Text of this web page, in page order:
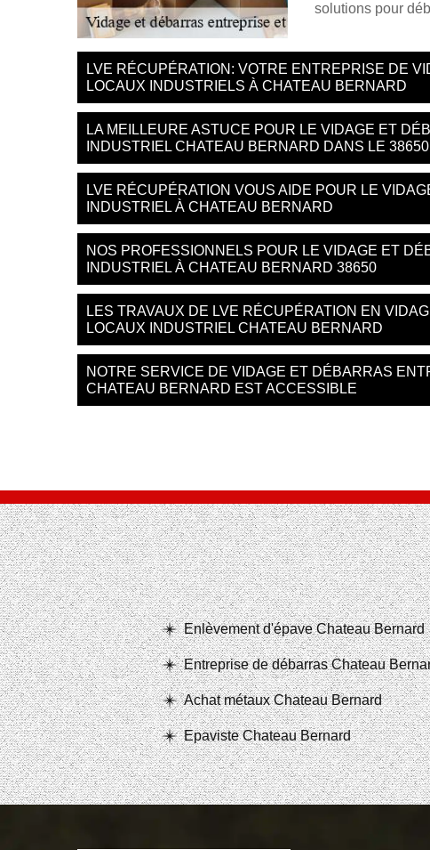
solutions pour
LVE RÉCUPÉRATION: VOTRE ENTREPRISE DE
LOCAUX INDUSTRIELS À CHATEAU BERNARD
LA MEILLEURE ASTUCE POUR LE VIDAGE ET
INDUSTRIEL CHATEAU BERNARD DANS LE 38650
LVE RÉCUPÉRATION VOUS AIDE POUR LE
INDUSTRIEL À CHATEAU BERNARD
NOS PROFESSIONNELS POUR LE VIDAGE ET
INDUSTRIEL À CHATEAU BERNARD 38650
LES TRAVAUX DE LVE RÉCUPÉRATION EN
LOCAUX INDUSTRIEL CHATEAU BERNARD
NOTRE SERVICE DE VIDAGE ET DÉBARRAS
CHATEAU BERNARD EST ACCESSIBLE
Enlèvement d'épave Chateau Bernard
Entreprise de débarras Chateau
Achat métaux Chateau Bernard
Epaviste Chateau Bernard